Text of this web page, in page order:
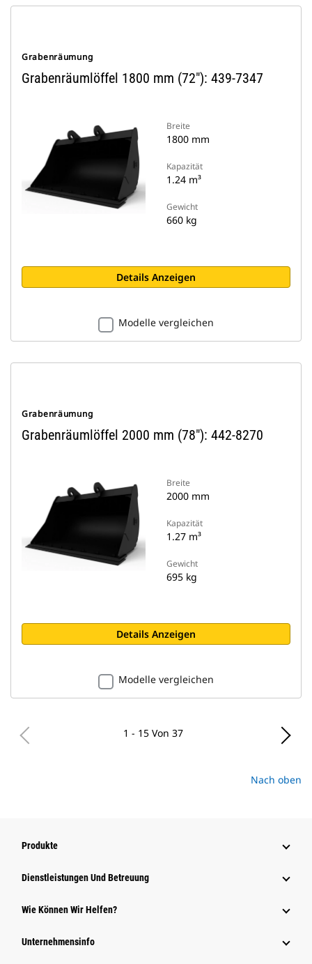
Grabenräumung
Grabenräumlöffel 1800 mm (72"): 439-7347
Breite
1800 mm
Kapazität
1.24 m³
Gewicht
660 kg
Details Anzeigen
Modelle vergleichen
Grabenräumung
Grabenräumlöffel 2000 mm (78"): 442-8270
Breite
2000 mm
Kapazität
1.27 m³
Gewicht
695 kg
Details Anzeigen
Modelle vergleichen
1 - 15 Von 37
Nach oben
Produkte
Dienstleistungen Und Betreuung
Wie Können Wir Helfen?
Unternehmensinfo